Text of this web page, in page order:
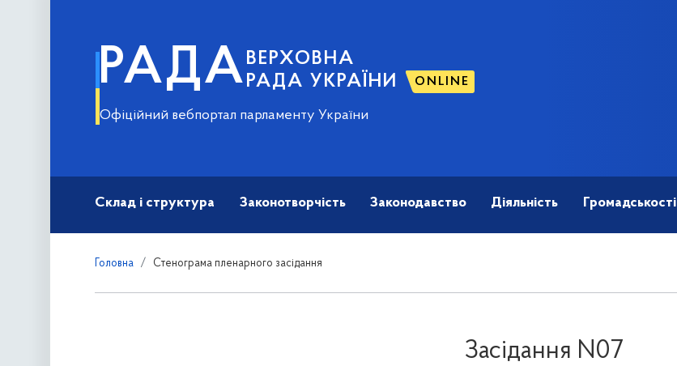
РАДА ВЕРХОВНА
РАДА УКРАЇНИ
ONLINE
Офіційний вебпортал парламенту України
Склад і структура Законотворчість Законодавство Діяльність Громадськості
Головна Стенограма пленарного засідання
Засідання N07